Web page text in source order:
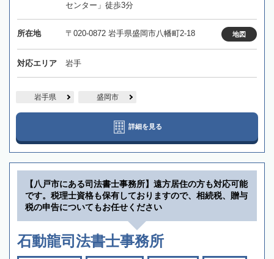
センター」徒歩3分
所在地 〒020-0872 岩手県盛岡市八幡町2-18 地図
対応エリア 岩手
岩手県 盛岡市
詳細を見る
【八戸市にある司法書士事務所】遠方居住の方も対応可能
です。税理士資格も保有しておりますので、相続税、贈与
税の申告についてもお任せください
石動龍司法書士事務所